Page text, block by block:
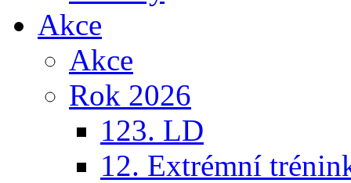
Akce
Akce
Rok 2026
123. LD
12. Extrémní